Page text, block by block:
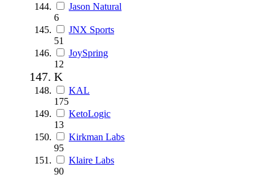
Jason Natural
6
JNX Sports
51
JoySpring
12
K
KAL
175
KetoLogic
13
Kirkman Labs
95
Klaire Labs
90